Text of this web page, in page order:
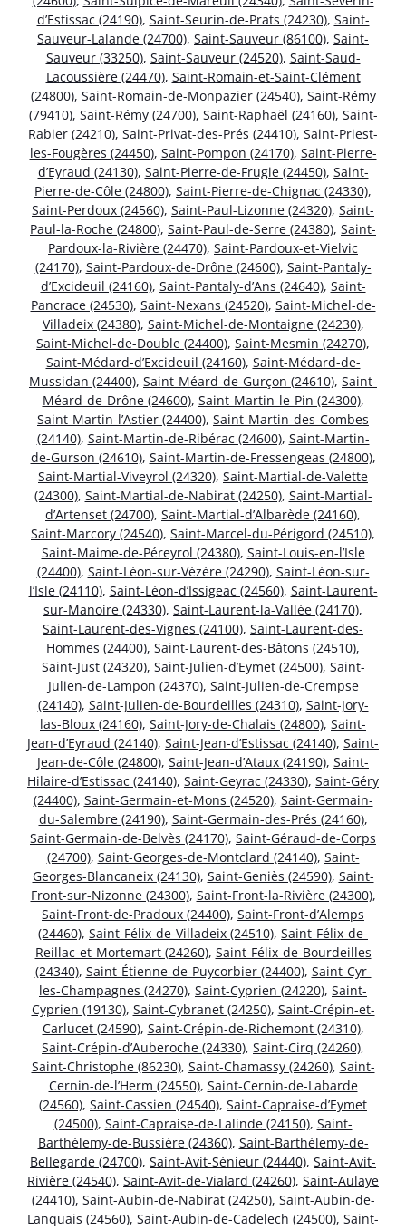
d’Estissac (24190), Saint-Seurin-de-Prats (24230), Saint-
Sauveur-Lalande (24700), Saint-Sauveur (86100), Saint-
Sauveur (33250), Saint-Sauveur (24520), Saint-Saud-
Lacoussière (24470), Saint-Romain-et-Saint-Clément
(24800), Saint-Romain-de-Monpazier (24540), Saint-Rémy
(79410), Saint-Rémy (24700), Saint-Raphaël (24160), Saint-
Rabier (24210), Saint-Privat-des-Prés (24410), Saint-Priest-
les-Fougères (24450), Saint-Pompon (24170), Saint-Pierre-
d’Eyraud (24130), Saint-Pierre-de-Frugie (24450), Saint-
Pierre-de-Côle (24800), Saint-Pierre-de-Chignac (24330),
Saint-Perdoux (24560), Saint-Paul-Lizonne (24320), Saint-
Paul-la-Roche (24800), Saint-Paul-de-Serre (24380), Saint-
Pardoux-la-Rivière (24470), Saint-Pardoux-et-Vielvic
(24170), Saint-Pardoux-de-Drône (24600), Saint-Pantaly-
d’Excideuil (24160), Saint-Pantaly-d’Ans (24640), Saint-
Pancrace (24530), Saint-Nexans (24520), Saint-Michel-de-
Villadeix (24380), Saint-Michel-de-Montaigne (24230),
Saint-Michel-de-Double (24400), Saint-Mesmin (24270),
Saint-Médard-d’Excideuil (24160), Saint-Médard-de-
Mussidan (24400), Saint-Méard-de-Gurçon (24610), Saint-
Méard-de-Drône (24600), Saint-Martin-le-Pin (24300),
Saint-Martin-l’Astier (24400), Saint-Martin-des-Combes
(24140), Saint-Martin-de-Ribérac (24600), Saint-Martin-
de-Gurson (24610), Saint-Martin-de-Fressengeas (24800),
Saint-Martial-Viveyrol (24320), Saint-Martial-de-Valette
(24300), Saint-Martial-de-Nabirat (24250), Saint-Martial-
d’Artenset (24700), Saint-Martial-d’Albarède (24160),
Saint-Marcory (24540), Saint-Marcel-du-Périgord (24510),
Saint-Maime-de-Péreyrol (24380), Saint-Louis-en-l’Isle
(24400), Saint-Léon-sur-Vézère (24290), Saint-Léon-sur-
l’Isle (24110), Saint-Léon-d’Issigeac (24560), Saint-Laurent-
sur-Manoire (24330), Saint-Laurent-la-Vallée (24170),
Saint-Laurent-des-Vignes (24100), Saint-Laurent-des-
Hommes (24400), Saint-Laurent-des-Bâtons (24510),
Saint-Just (24320), Saint-Julien-d’Eymet (24500), Saint-
Julien-de-Lampon (24370), Saint-Julien-de-Crempse
(24140), Saint-Julien-de-Bourdeilles (24310), Saint-Jory-
las-Bloux (24160), Saint-Jory-de-Chalais (24800), Saint-
Jean-d’Eyraud (24140), Saint-Jean-d’Estissac (24140), Saint-
Jean-de-Côle (24800), Saint-Jean-d’Ataux (24190), Saint-
Hilaire-d’Estissac (24140), Saint-Geyrac (24330), Saint-Géry
(24400), Saint-Germain-et-Mons (24520), Saint-Germain-
du-Salembre (24190), Saint-Germain-des-Prés (24160),
Saint-Germain-de-Belvès (24170), Saint-Géraud-de-Corps
(24700), Saint-Georges-de-Montclard (24140), Saint-
Georges-Blancaneix (24130), Saint-Geniès (24590), Saint-
Front-sur-Nizonne (24300), Saint-Front-la-Rivière (24300),
Saint-Front-de-Pradoux (24400), Saint-Front-d’Alemps
(24460), Saint-Félix-de-Villadeix (24510), Saint-Félix-de-
Reillac-et-Mortemart (24260), Saint-Félix-de-Bourdeilles
(24340), Saint-Étienne-de-Puycorbier (24400), Saint-Cyr-
les-Champagnes (24270), Saint-Cyprien (24220), Saint-
Cyprien (19130), Saint-Cybranet (24250), Saint-Crépin-et-
Carlucet (24590), Saint-Crépin-de-Richemont (24310),
Saint-Crépin-d’Auberoche (24330), Saint-Cirq (24260),
Saint-Christophe (86230), Saint-Chamassy (24260), Saint-
Cernin-de-l’Herm (24550), Saint-Cernin-de-Labarde
(24560), Saint-Cassien (24540), Saint-Capraise-d’Eymet
(24500), Saint-Capraise-de-Lalinde (24150), Saint-
Barthélemy-de-Bussière (24360), Saint-Barthélemy-de-
Bellegarde (24700), Saint-Avit-Sénieur (24440), Saint-Avit-
Rivière (24540), Saint-Avit-de-Vialard (24260), Saint-Aulaye
(24410), Saint-Aubin-de-Nabirat (24250), Saint-Aubin-de-
Lanquais (24560), Saint-Aubin-de-Cadelech (24500), Saint-